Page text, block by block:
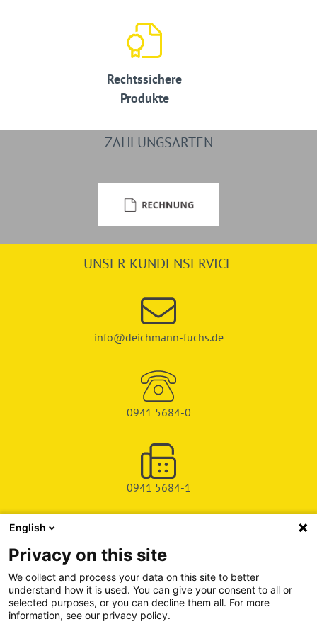
Rechtssichere
Produkte
ZAHLUNGSARTEN
UNSER KUNDENSERVICE
info@deichmann-fuchs.de
0941 5684-0
0941 5684-1
SHOP
SERVICE & SUPPORT
DEICHMAN-FUCHS VERLAG
English
Privacy on this site
We collect and process your data on this site to better
understand how it is used. You can give your consent to all or
selected purposes, or you can decline them all. For more
information, see our privacy policy.